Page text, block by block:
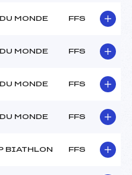
MONDE FFS
MONDE FFS
MONDE FFS
MONDE FFS
BIATHLON FFS